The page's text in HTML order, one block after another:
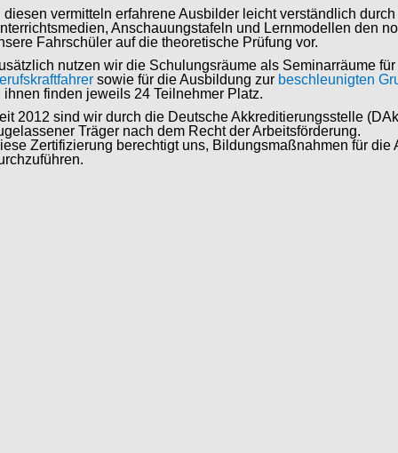
diesen vermitteln erfahrene Ausbilder leicht verständlich
Anschauungstafeln und Lernmodellen den
Fahrschüler auf die theoretische Prüfung vor.
nutzen wir die Schulungsräume als Seminarräume
sowie für die Ausbildung zur beschleunigten
ihnen finden jeweils 24 Teilnehmer Platz.
2012 sind wir durch die Deutsche Akkreditierungsstelle
Träger nach dem Recht der Arbeitsförderung.
Zertifizierung berechtigt uns, Bildungsmaßnahmen für die